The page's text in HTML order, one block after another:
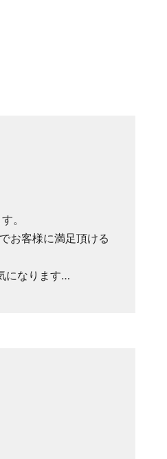
。
お客様に満足頂ける
になります…